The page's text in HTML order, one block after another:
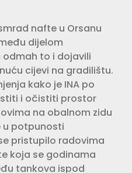
nafte u Orsanu
dijelom
to i dojavili
cijevi na gradilištu.
kako je INA po
i očistiti prostor
na obalnom zidu
u potpunosti
pristupilo radovima
koja se godinama
tankova ispod